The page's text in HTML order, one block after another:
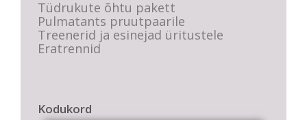
Tüdrukute õhtu pakett
Pulmatants pruutpaarile
Treenerid ja esinejad üritustele
Eratrennid
Kodukord